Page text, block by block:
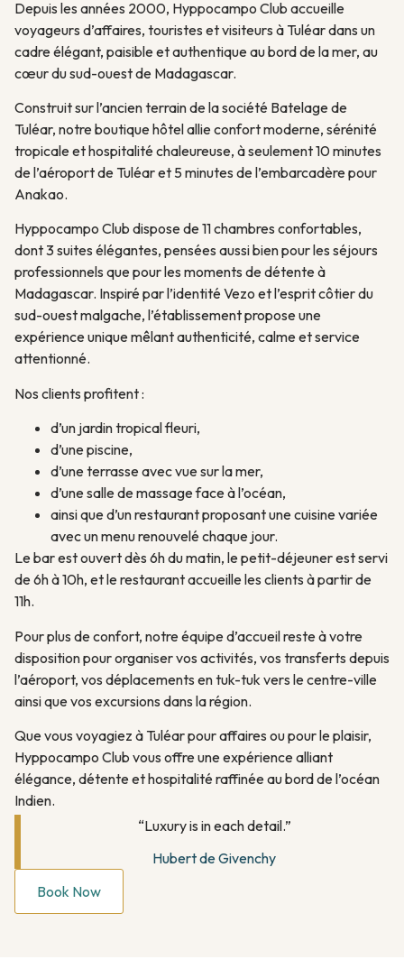
Depuis les années 2000, Hyppocampo Club accueille
voyageurs d’affaires, touristes et visiteurs à Tuléar dans un
cadre élégant, paisible et authentique au bord de la mer, au
cœur du sud-ouest de Madagascar.
Construit sur l’ancien terrain de la société Batelage de
Tuléar, notre boutique hôtel allie confort moderne, sérénité
tropicale et hospitalité chaleureuse, à seulement 10 minutes
de l’aéroport de Tuléar et 5 minutes de l’embarcadère pour
Anakao.
Hyppocampo Club dispose de 11 chambres confortables,
dont 3 suites élégantes, pensées aussi bien pour les séjours
professionnels que pour les moments de détente à
Madagascar. Inspiré par l’identité Vezo et l’esprit côtier du
sud-ouest malgache, l’établissement propose une
expérience unique mêlant authenticité, calme et service
attentionné.
Nos clients profitent :
d’un jardin tropical fleuri,
d’une piscine,
d’une terrasse avec vue sur la mer,
d’une salle de massage face à l’océan,
ainsi que d’un restaurant proposant une cuisine variée
avec un menu renouvelé chaque jour.
Le bar est ouvert dès 6h du matin, le petit-déjeuner est servi
de 6h à 10h, et le restaurant accueille les clients à partir de
11h.
Pour plus de confort, notre équipe d’accueil reste à votre
disposition pour organiser vos activités, vos transferts depuis
l’aéroport, vos déplacements en tuk-tuk vers le centre-ville
ainsi que vos excursions dans la région.
Que vous voyagiez à Tuléar pour affaires ou pour le plaisir,
Hyppocampo Club vous offre une expérience alliant
élégance, détente et hospitalité raffinée au bord de l’océan
Indien.
“Luxury is in each detail.”
Hubert de Givenchy
Book Now